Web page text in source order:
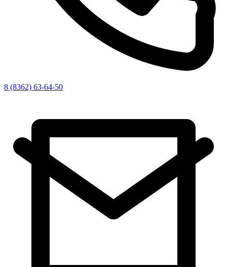
8 (8362) 63-64-50